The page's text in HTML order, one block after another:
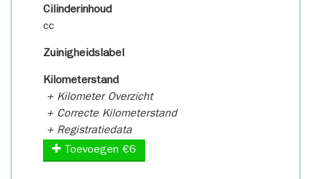
Cilinderinhoud
cc
Zuinigheidslabel
Kilometerstand
+ Kilometer Overzicht
+ Correcte Kilometerstand
+ Registratiedata
Toevoegen €6